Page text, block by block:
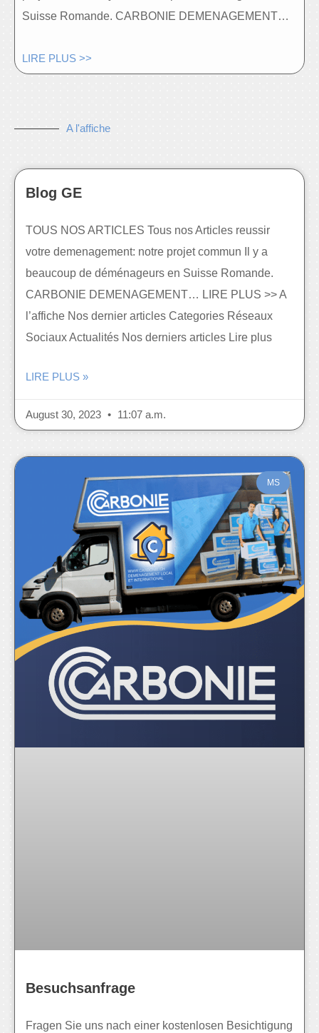
Suisse Romande. CARBONIE DEMENAGEMENT…
LIRE PLUS >>
A l'affiche
Blog GE
TOUS NOS ARTICLES Tous nos Articles reussir
votre demenagement: notre projet commun Il y a
beaucoup de déménageurs en Suisse Romande.
CARBONIE DEMENAGEMENT… LIRE PLUS >> A
l’affiche Nos dernier articles Categories Réseaux
Sociaux Actualités Nos derniers articles Lire plus
LIRE PLUS »
August 30, 2023 11:07 a.m.
MS
Besuchsanfrage
Fragen Sie uns nach einer kostenlosen Besichtigung